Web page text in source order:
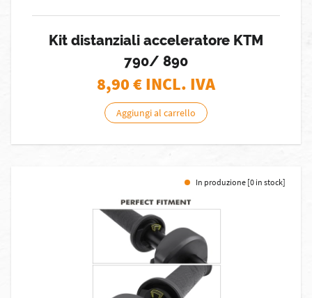
Kit distanziali acceleratore KTM
790/ 890
8,90€ INCL. IVA
Aggiungi al carrello
In produzione [0 in stock]